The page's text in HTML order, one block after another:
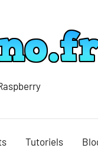
Tutoriels